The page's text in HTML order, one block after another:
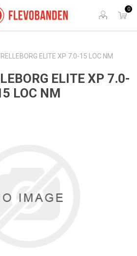
0
ELITE XP 7.0-15 LOC NM
ELITE XP 7.0-
LOC NM